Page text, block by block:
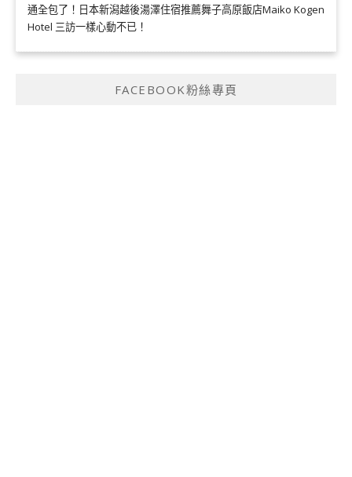
通全包了！日本新潟越後湯澤住宿推薦舞子高原飯店Maiko Kogen
Hotel 三訪一樣心動不已！
FACEBOOK粉絲專頁